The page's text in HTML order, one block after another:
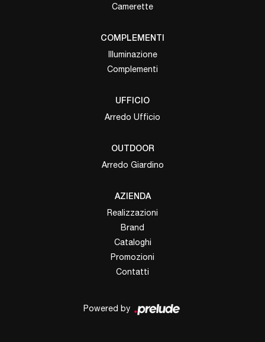
Camerette
COMPLEMENTI
Illuminazione
Complementi
UFFICIO
Arredo Ufficio
OUTDOOR
Arredo Giardino
AZIENDA
Realizzazioni
Brand
Cataloghi
Promozioni
Contatti
Powered by